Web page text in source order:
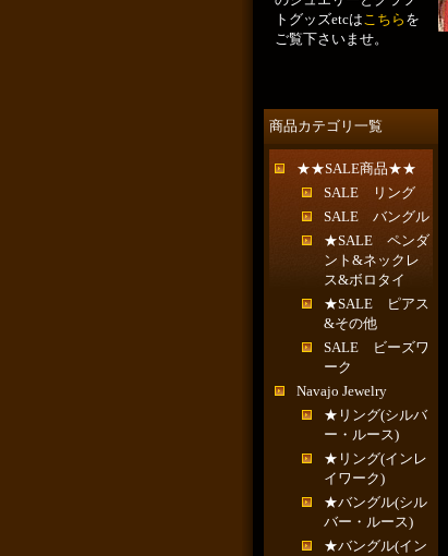
トグッズetcはこちら を
ご覧下さいませ。
商品カテゴリ一覧
★★SALE商品★★
SALE リング
SALE バングル
★SALE ペンダ
ント&ネックレ
ス&ボロタイ
★SALE ピアス
&その他
SALE ビーズワ
ーク
Navajo Jewelry
★リング(シルバ
ー・ルース)
★リング(インレ
イワーク)
★バングル(シル
バー・ルース)
★バングル(イン